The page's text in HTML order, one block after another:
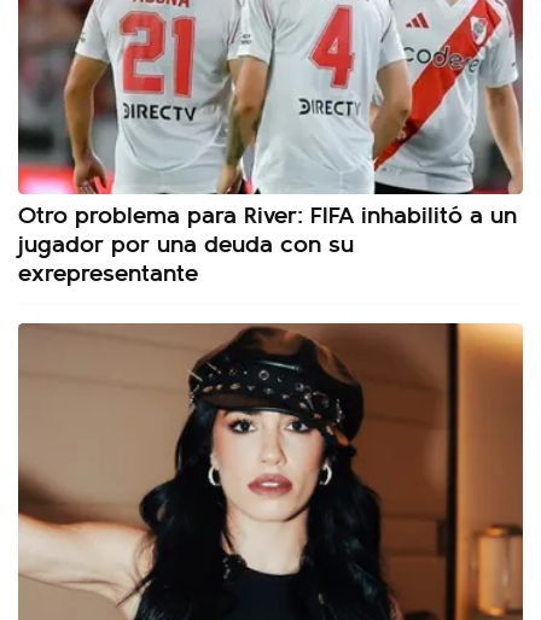
Otro problema para River: FIFA inhabilitó a un
jugador por una deuda con su
exrepresentante